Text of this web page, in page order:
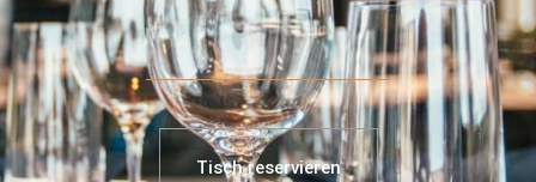
Tisch reservieren